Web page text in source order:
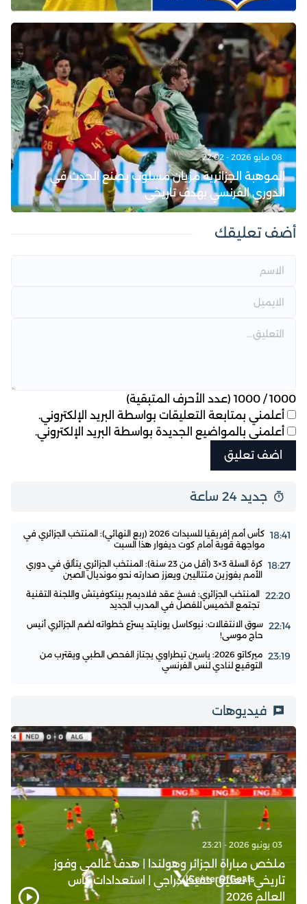
08 مايو 2026 - 22:02
الموهبة الجزائرية مزيان مسلوب يصنع الحدث في
الدوري الفرنسي بهدف تاريخي
أضف تعليقك
1000
/
1000 (عدد الأحرف المتبقية)
أعلمني بمتابعة التعليقات بواسطة البريد الإلكتروني.
أعلمني بالمواضيع الجديدة بواسطة البريد الإلكتروني.
جديد 24 ساعة
18:41
كأس أمم إفريقيا للسيدات 2026 (ربع النهائي): المنتخب الجزائري في
مواجهة قوية أمام كوت ديفوار هذا السبت
18:27
كرة السلة 3×3 (أقل من 23 سنة): المنتخب الجزائري يتألق في دوري
الأمم بفوزين متتاليين ويعزز صدارته نحو مونديال الصين
22:20 المنتخب الجزائري: فسخ عقد فلاديمير بيتكوفيتش واللجنة التقنية
تجتمع الخميس للفصل في المدرب الجديد
22:14 سوق الانتقالات: نيوكاسل يونايتد يسرّع خطواته لضم الجزائري أنيس
حاج موسى!
23:19
ميركاتو 2026: ياسين تيطراوي يجتاز الفحص الطبي ويقترب من
التوقيع لنادي لنس الفرنسي
فيديوهات
03 يونيو 2026 - 23:21
ملخص مباراة الجزائر وهولندا | هدف عالمي وفوز
تاريخي | تعليق حفيظ دراجي | استعدادات كأس
العالم 2026